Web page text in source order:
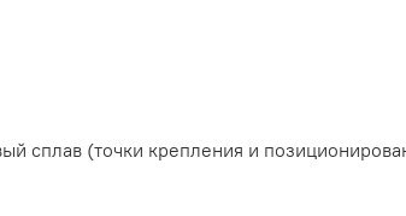
сплав (точки крепления и